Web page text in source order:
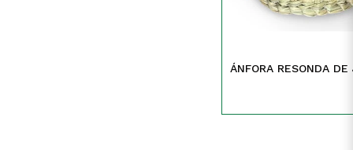
ÁNFORA RESONDA DE